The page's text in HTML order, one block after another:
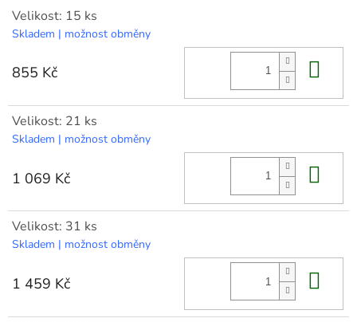
Velikost: 15 ks
Skladem | možnost obměny
855 Kč
Velikost: 21 ks
Skladem | možnost obměny
1 069 Kč
Velikost: 31 ks
Skladem | možnost obměny
1 459 Kč